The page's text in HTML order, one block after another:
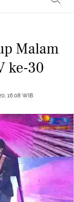
Malam
ke-30
16:08 WIB